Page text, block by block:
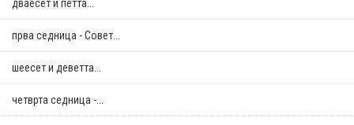
дваесет и петта...
прва седница - Совет...
шеесет и деветта...
четврта седница -...